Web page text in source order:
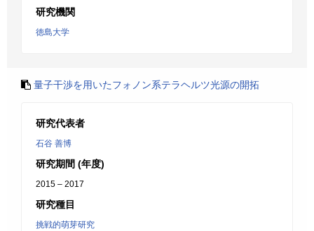
研究機関
徳島大学
量子干渉を用いたフォノン系テラヘルツ光源の開拓
研究代表者
石谷 善博
研究期間 (年度)
2015 – 2017
研究種目
挑戦的萌芽研究